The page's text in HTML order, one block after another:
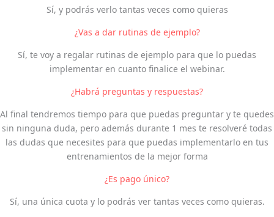
Sí, y podrás verlo tantas veces como quieras
¿Vas a dar rutinas de ejemplo?
Sí, te voy a regalar rutinas de ejemplo para que lo puedas
implementar en cuanto finalice el webinar.
¿Habrá preguntas y respuestas?
Al final tendremos tiempo para que puedas preguntar y te quedes
sin ninguna duda, pero además durante 1 mes te resolveré todas
las dudas que necesites para que puedas implementarlo en tus
entrenamientos de la mejor forma
¿Es pago único?
Sí, una única cuota y lo podrás ver tantas veces como quieras.